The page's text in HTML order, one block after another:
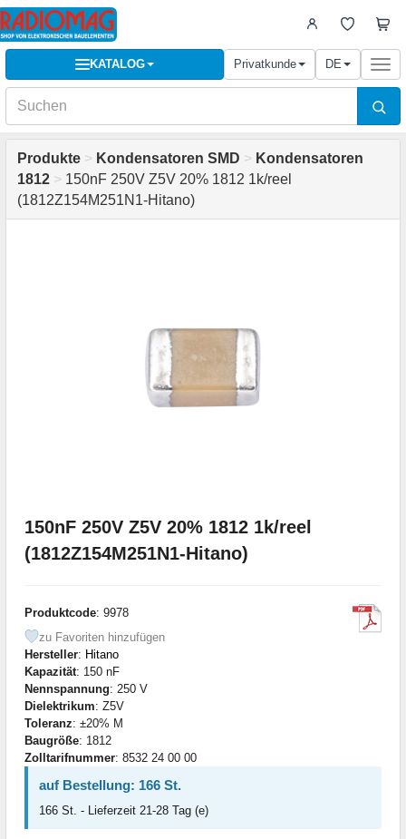
KATALOG Privatkunde DE
Produkte > Kondensatoren SMD > Kondensatoren
1812 > 150nF 250V Z5V 20% 1812 1k/reel
(1812Z154M251N1-Hitano)
150nF 250V Z5V 20% 1812 1k/reel
(1812Z154M251N1-Hitano)
Produktcode: 9978
zu Favoriten hinzufügen
Hersteller: Hitano
Kapazität: 150 nF
Nennspannung: 250 V
Dielektrikum: Z5V
Toleranz: ±20% M
Baugröße: 1812
Zolltarifnummer: 8532 24 00 00
auf Bestellung: 166 St.
166 St. - Lieferzeit 21-28 Tag (e)